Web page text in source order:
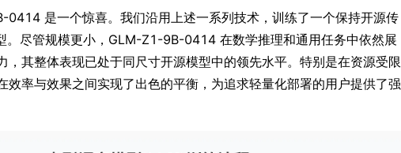
0414 是一个惊喜。我们沿用上述一系列技术，训练了一个保持开源传
。尽管规模更小，GLM-Z1-9B-0414 在数学推理和通用任务中依然展
，其整体表现已处于同尺寸开源模型中的领先水平。特别是在资源受限
效率与效果之间实现了出色的平衡，为追求轻量化部署的用户提供了强